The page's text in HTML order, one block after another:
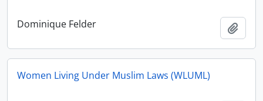
Dominique Felder
Women Living Under Muslim Laws (WLUML)